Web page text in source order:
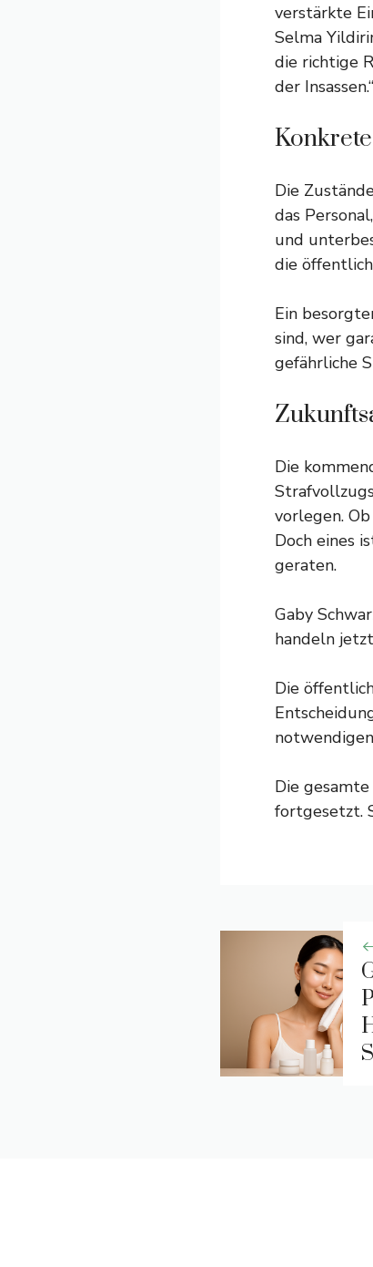
verstärkte
Selma
die richtige
der Insassen.“
Die
das
und
die
Ein
sind, wer
gefährliche
Die
vorlegen.
Doch eines
geraten.
Gaby
handeln
Die
Die
fortgesetzt.